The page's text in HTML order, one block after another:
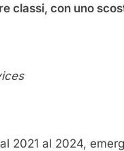
classi, con uno
2021 al 2024,